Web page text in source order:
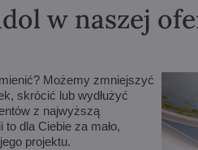
w naszej
Możemy zmniejszyć
skrócić lub wydłużyć
z najwyższą
dla Ciebie za mało,
projektu.